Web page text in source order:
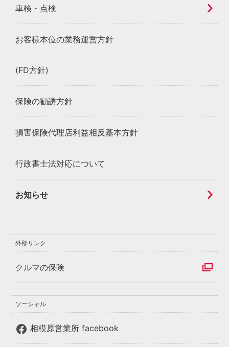
車検・点検
お客様本位の業務運営方針
(FD方針)
保険の勧誘方針
損害保険代理店利益相反基本方針
行政書士法対応について
お知らせ
外部リンク
クルマの保険
ソーシャル
相模原営業所 facebook